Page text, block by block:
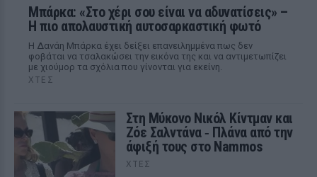
Μπάρκα: «Στο χέρι σου είναι να αδυνατίσεις» –
Η πιο απολαυστική αυτοσαρκαστική φωτό
Η Δανάη Μπάρκα έχει δείξει επανειλημμένα πως δεν
φοβάται να τσαλακώσει την εικόνα της και να αντιμετωπίζει
με χιούμορ τα σχόλια που γίνονται για εκείνη.
ΧΤΕΣ
Στη Μύκονο Νικόλ Κίντμαν και
Ζόε Σαλντάνα ‑ Πλάνα από την
άφιξή τους στο Nammos
ΧΤΕΣ